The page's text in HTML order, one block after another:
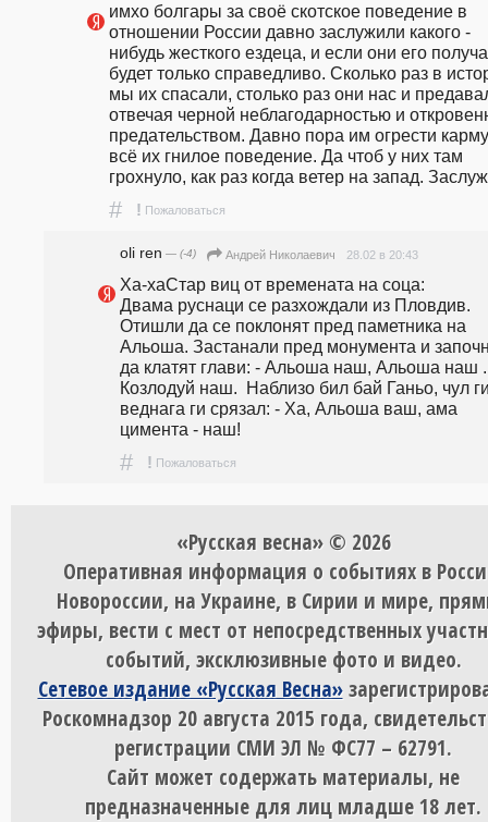
имхо болгары за своё скотское поведение в
отношении России давно заслужили какого -
нибудь жесткого ездеца, и если они его
будет только справедливо. Сколько раз в
мы их спасали, столько раз они нас и
отвечая черной неблагодарностью и
предательством. Давно пора им огрести
всё их гнилое поведение. Да чтоб у них там
грохнуло, как раз когда ветер на запад.
# ! Пожаловаться
oli ren — (-4) Андрей Николаевич 28.02 в 20:43
Ха-хаСтар виц от времената на соца:
Двама руснаци се разхождали из Пловдив.
Отишли да се поклонят пред паметника на
Альоша. Застанали пред монумента и
да клатят глави: - Альоша наш, Альоша наш
Козлодуй наш.  Наблизо бил бай Ганьо, чул
веднага ги срязал: - Ха, Альоша ваш, ама
цимента - наш!
# ! Пожаловаться
«Русская весна» © 2026
Оперативная информация о событиях в
Новороссии, на Украине, в Сирии и мире,
эфиры, вести с мест от непосредственных
событий, эксклюзивные фото и видео.
Сетевое издание «Русская Весна»
Роскомнадзор 20 августа 2015 года,
регистрации СМИ ЭЛ № ФС77 – 62791.
Сайт может содержать материалы, не
предназначенные для лиц младше 18 лет.